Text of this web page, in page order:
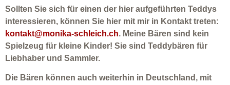
Sollten Sie sich für einen der hier aufgeführten Teddys
interessieren, können Sie hier mit mir in Kontakt treten:
kontakt@monika-schleich.ch. Meine Bären sind kein
Spielzeug für kleine Kinder! Sie sind Teddybären für
Liebhaber und Sammler.
Die Bären können auch weiterhin in Deutschland, mit